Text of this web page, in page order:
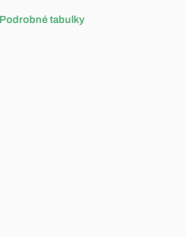
Podrobné tabulky